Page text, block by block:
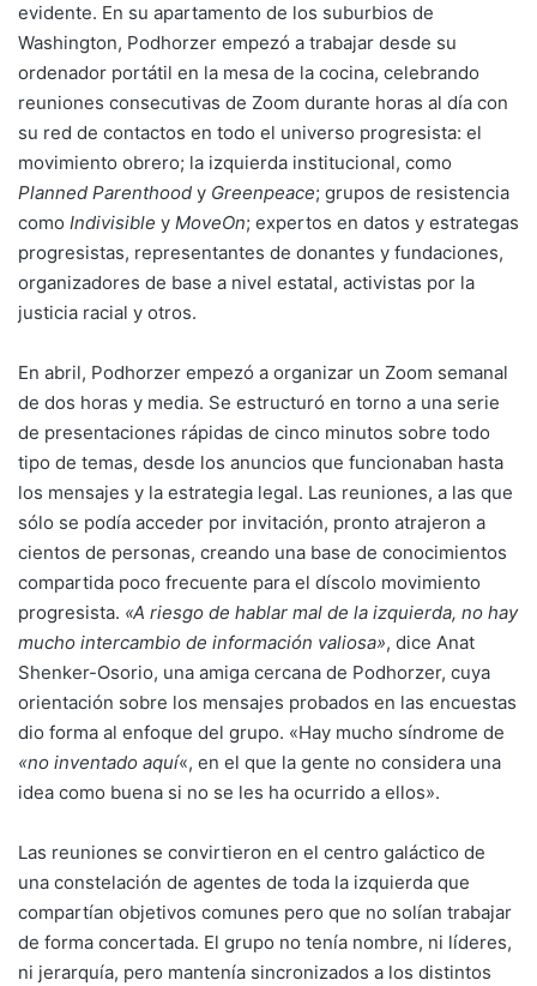
evidente. En su apartamento de los suburbios de
Washington, Podhorzer empezó a trabajar desde su
ordenador portátil en la mesa de la cocina, celebrando
reuniones consecutivas de Zoom durante horas al día con
su red de contactos en todo el universo progresista: el
movimiento obrero; la izquierda institucional, como
Planned Parenthood y Greenpeace; grupos de resistencia
como Indivisible y MoveOn; expertos en datos y estrategas
progresistas, representantes de donantes y fundaciones,
organizadores de base a nivel estatal, activistas por la
justicia racial y otros.
En abril, Podhorzer empezó a organizar un Zoom semanal
de dos horas y media. Se estructuró en torno a una serie
de presentaciones rápidas de cinco minutos sobre todo
tipo de temas, desde los anuncios que funcionaban hasta
los mensajes y la estrategia legal. Las reuniones, a las que
sólo se podía acceder por invitación, pronto atrajeron a
cientos de personas, creando una base de conocimientos
compartida poco frecuente para el díscolo movimiento
progresista. «A riesgo de hablar mal de la izquierda, no hay
mucho intercambio de información valiosa», dice Anat
Shenker-Osorio, una amiga cercana de Podhorzer, cuya
orientación sobre los mensajes probados en las encuestas
dio forma al enfoque del grupo. «Hay mucho síndrome de
«no inventado aquí«, en el que la gente no considera una
idea como buena si no se les ha ocurrido a ellos».
Las reuniones se convirtieron en el centro galáctico de
una constelación de agentes de toda la izquierda que
compartían objetivos comunes pero que no solían trabajar
de forma concertada. El grupo no tenía nombre, ni líderes,
ni jerarquía, pero mantenía sincronizados a los distintos